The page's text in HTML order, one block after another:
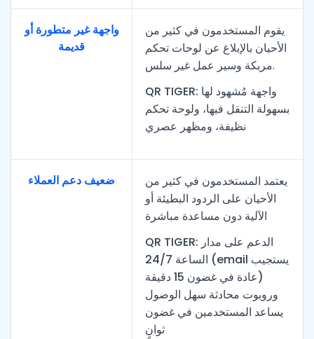
واجهة غير متطورة أو
قديمة
يقوم المستخدمون في كثير من
الأحيان بالإبلاغ عن لوحات تحكم
مربكة وسير عمل غير سلس.
QR TIGER: واجهة مُشهود لها
بسهولة التنقل فيها، ولوحة تحكم
نظيفة، ومظهر عصري
ضعيف دعم العملاء
يعتمد المستخدمون في كثير من
الأحيان على الردود البطيئة أو
الآلية دون مساعدة مباشرة
QR TIGER: الدعم على مدار
الساعة 24/7 (email يستجيب
عادة في غضون 15 دقيقة)
وروبوت محادثة سهل الوصول
يساعد المستخدمين في غضون
ثوانٍ